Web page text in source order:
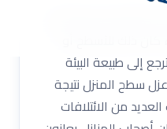
الأسباب التي تستلزم
إلى طبيعة البيئة
عزل سطح المنزل نتيجة
من الائتلافات